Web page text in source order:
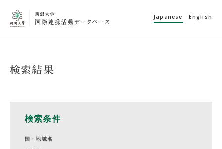
Japanese English
検索結果
検索条件
国・地域名